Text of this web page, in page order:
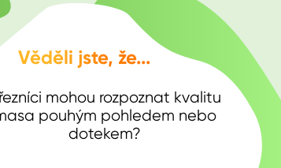
Věděli jste, že...
mohou rozpoznat kvalitu
pouhým pohledem nebo
dotekem?